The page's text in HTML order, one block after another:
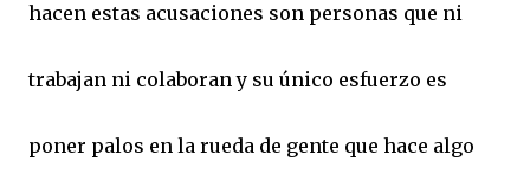
hacen estas acusaciones son personas que ni
trabajan ni colaboran y su único esfuerzo es
poner palos en la rueda de gente que hace algo